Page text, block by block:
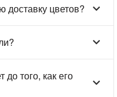
доставку цветов?
того, как его